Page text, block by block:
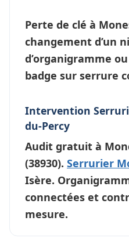
Perte de clé à
changement d’un
d’organigramme
badge sur serrure
Intervention
du-Percy
Audit gratuit à
(38930). Serrurier
Isère.
connectées et
mesure.